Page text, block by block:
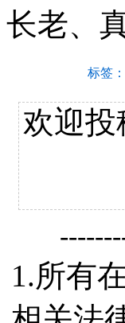
长老、
标签：
欢迎投
1.所有